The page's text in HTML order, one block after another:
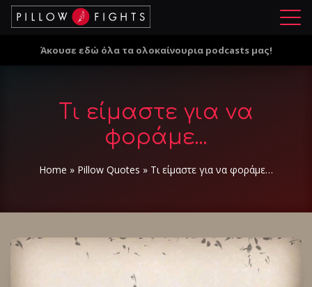
Μ
ο
Άκουσε εδώ όλα τα ολοκαίνουρια podcasts μας!
Τι είμαστε για να
φοράμε...
Home » Pillow Quotes » Τι είμαστε για να φοράμε…